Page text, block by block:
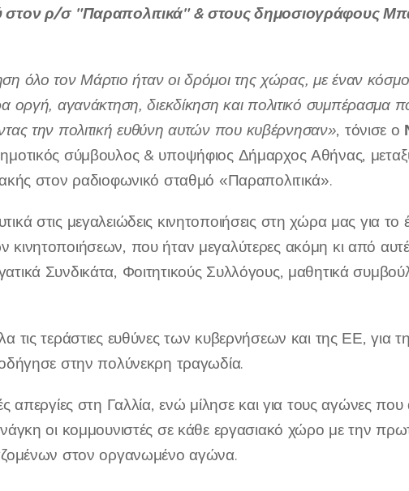
στον ρ/σ "Παραπολιτικά" & στους δημοσιογράφους
όλο τον Μάρτιοήταν οι δρόμοιτης χώρας, με έναν
οργή, αγανάκτηση,διεκδίκηση και πολιτικό συμπέρασμα
την πολιτική ευθύνηαυτών που κυβέρνησαν», τόνισε ο
σύμβουλος & υποψήφιος Δήμαρχος Αθήνας,
στον ραδιοφωνικό σταθμό «Παραπολιτικά».
στις μεγαλειώδεις κινητοποιήσεις στη χώρα μας για
που ήταν μεγαλύτερες ακόμη κι από
Συνδικάτα, Φοιτητικούς Συλλόγους, μαθητικά
τις τεράστιες ευθύνες των κυβερνήσεων και της ΕΕ, για
στην πολύνεκρη τραγωδία.
απεργίες στη Γαλλία, ενώ μίλησε και για τους αγώνες
οι κομμουνιστές σε κάθε εργασιακό χώρο με την
στον οργανωμένο αγώνα.